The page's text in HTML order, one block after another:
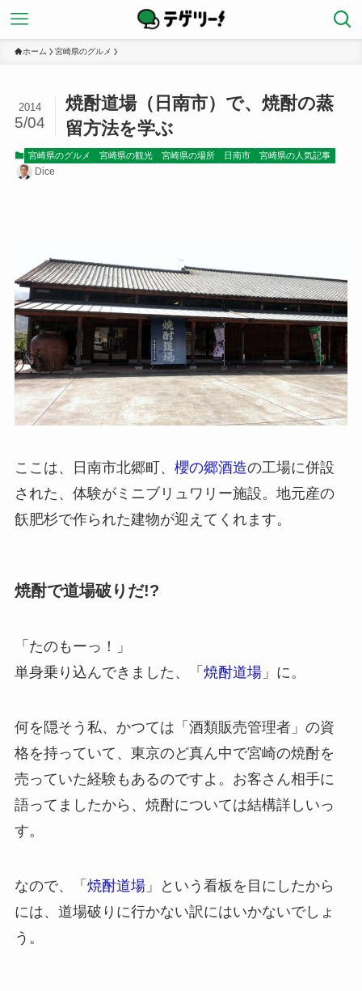
ホーム 宮崎県のグルメ
焼酎道場（日南市）で、焼酎の蒸
留方法を学ぶ
2014
5/04
宮崎県のグルメ 宮崎県の観光 宮崎県の場所 日南市 宮崎県の人気記事
Dice
ここは、日南市北郷町、 櫻の郷酒造の工場に併設
された、体験がミニブリュワリー施設。地元産の
飫肥杉で作られた建物が迎えてくれます。
焼酎で道場破りだ!?
「たのもーっ！」
単身乗り込んできました、「 焼酎道場」に。
何を隠そう私、かつては「酒類販売管理者」の資
格を持っていて、東京のど真ん中で宮崎の焼酎を
売っていた経験もあるのですよ。お客さん相手に
語ってましたから、焼酎については結構詳しいっ
す。
なので、「 焼酎道場」という看板を目にしたから
には、道場破りに行かない訳にはいかないでしょ
う。